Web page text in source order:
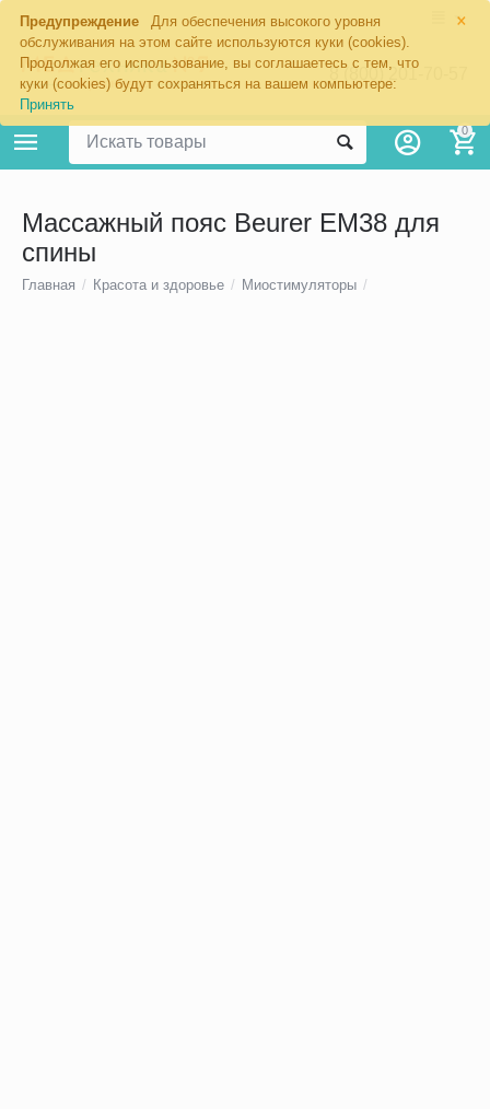
×
Предупреждение
Для обеспечения высокого уровня
обслуживания на этом сайте используются куки (cookies).
Продолжая его использование, вы соглашаетесь с тем, что
куки (cookies) будут сохраняться на вашем компьютере:
Принять
8 (800) 201-70-57
0
Массажный пояс Beurer EM38 для
спины
Главная / Красота и здоровье / Миостимуляторы /